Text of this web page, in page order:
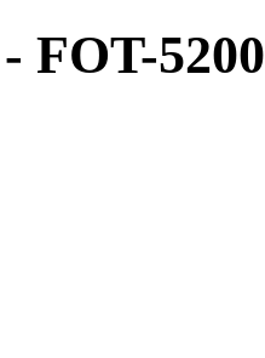
FOT-5200